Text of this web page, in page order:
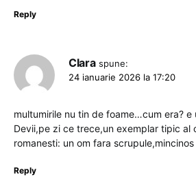
Reply
Clara spune:
24 ianuarie 2026 la 17:20
multumirile nu tin de foame…cum era?
Devii,pe zi ce trece,un exemplar tipic al
romanesti: un om fara
Reply